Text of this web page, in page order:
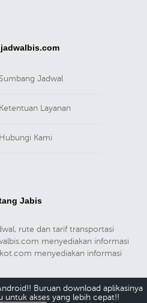
Sumbang Jadwal
Ketentuan Layanan
Hubungi Kami
Jabis
rute dan tarif transportasi
menyediakan informasi
menyediakan informasi
Buruan download aplikasinya
untuk akses yang lebih cepat!!